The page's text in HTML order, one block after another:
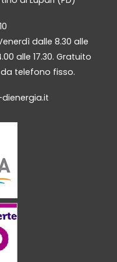
dalle 8.30 alle
alle 17.30. Gratuito
telefono fisso.